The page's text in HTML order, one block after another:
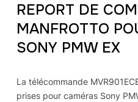
REPORT DE
MANFROTTO
SONY PMW EX
La télécommande
prises pour caméras Sony